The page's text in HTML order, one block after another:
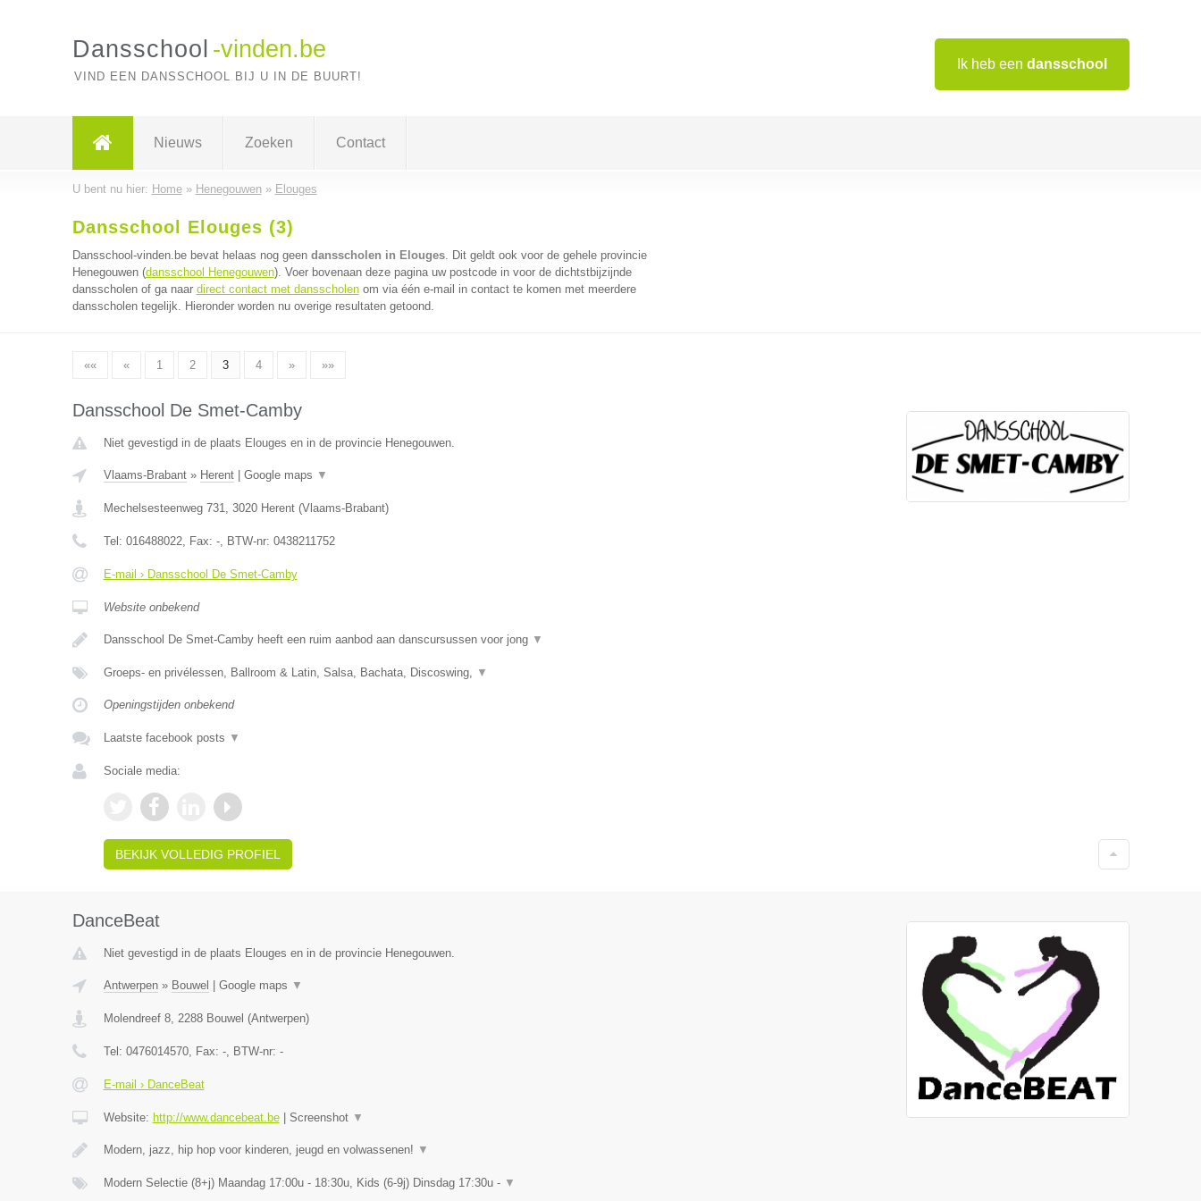
Ik heb een dansschool
Dansschool -vinden.be
VIND EEN DANSSCHOOL BIJ U IN DE BUURT!
Nieuws Zoeken Contact
U bent nu hier: Home» Henegouwen» Elouges
Dansschool Elouges (3)
Dansschool-vinden.be bevat helaas nog geen dansscholen in Elouges. Dit geldt ook voor de gehele provincie
Henegouwen (dansschool Henegouwen). Voer bovenaan deze pagina uw postcode in voor de dichtstbijzijnde
dansscholen of ga naar direct contact met dansscholenom via één e-mail in contact te komen met meerdere
dansscholen tegelijk. Hieronder worden nu overige resultaten getoond.
«« « 1 2 3 4 » »»
Dansschool De Smet-Camby
Niet gevestigd in de plaats Elouges en in de provincie Henegouwen.
Vlaams-Brabant» Herent| Google maps ▼
Mechelsesteenweg 731, 3020 Herent(Vlaams-Brabant)
Tel: 016488022, Fax: -, BTW-nr: 0438211752
E-mail › Dansschool De Smet-Camby
Website onbekend
Dansschool De Smet-Camby heeft een ruim aanbod aan danscursussen voor jong ▼
Groeps- en privélessen, Ballroom & Latin, Salsa, Bachata, Discoswing, ▼
Openingstijden onbekend
Laatste facebook posts ▼
Sociale media:
BEKIJK VOLLEDIG PROFIEL
DanceBeat
Niet gevestigd in de plaats Elouges en in de provincie Henegouwen.
Antwerpen» Bouwel Google maps ▼
Molendreef 8, 2288 Bouwel (Antwerpen)
Tel: 0476014570, Fax: -, BTW-nr: -
E-mail › DanceBeat
Website: http://www.dancebeat.be| Screenshot ▼
Modern, jazz, hip hop voor kinderen, jeugd en volwassenen! ▼
Modern Selectie (8+j) Maandag 17:00u - 18:30u, Kids (6-9j) Dinsdag 17:30u - ▼